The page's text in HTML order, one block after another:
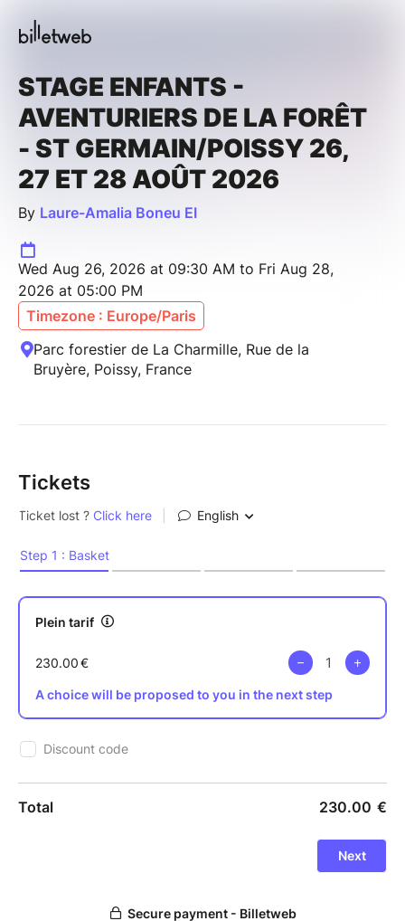
STAGE ENFANTS -
AVENTURIERS DE LA FORÊT
- ST GERMAIN/POISSY 26,
27 ET 28 AOÛT 2026
By Laure-Amalia Boneu EI
Wed Aug 26, 2026 at 09:30 AM to Fri Aug 28,
2026 at 05:00 PM
Timezone : Europe/Paris
Parc forestier de La Charmille, Rue de la
Bruyère, Poissy, France
Tickets